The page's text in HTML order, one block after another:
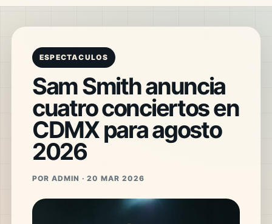
ESPECTACULOS
Sam Smith anuncia
cuatro conciertos en
CDMX para agosto
2026
POR ADMIN · 20 MAR 2026